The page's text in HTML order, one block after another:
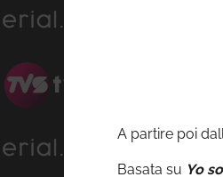
A partire poi
Basata su Yo